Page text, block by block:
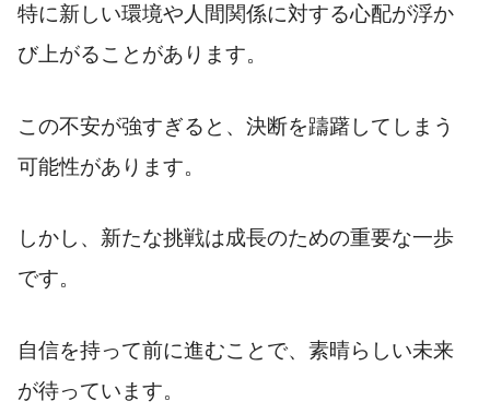
特に新しい環境や人間関係に対する心配が浮か
び上がることがあります。
この不安が強すぎると、決断を躊躇してしまう
可能性があります。
しかし、新たな挑戦は成長のための重要な一歩
です。
自信を持って前に進むことで、素晴らしい未来
が待っています。